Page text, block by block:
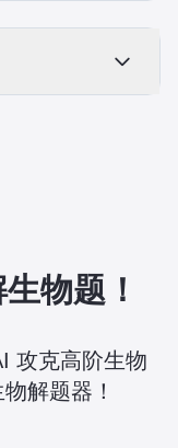
物题！
攻克高阶生物
解题器！